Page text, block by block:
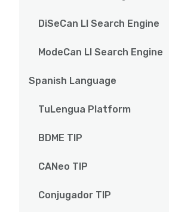
DiSeCan LI Search Engine
ModeCan LI Search Engine
Spanish Language
TuLengua Platform
BDME TIP
CANeo TIP
Conjugador TIP